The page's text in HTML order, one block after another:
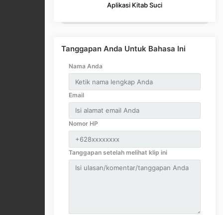
Aplikasi Kitab Suci
Tanggapan Anda Untuk Bahasa Ini
Nama Anda
Email
Nomor HP
Tanggapan setelah melihat klip ini